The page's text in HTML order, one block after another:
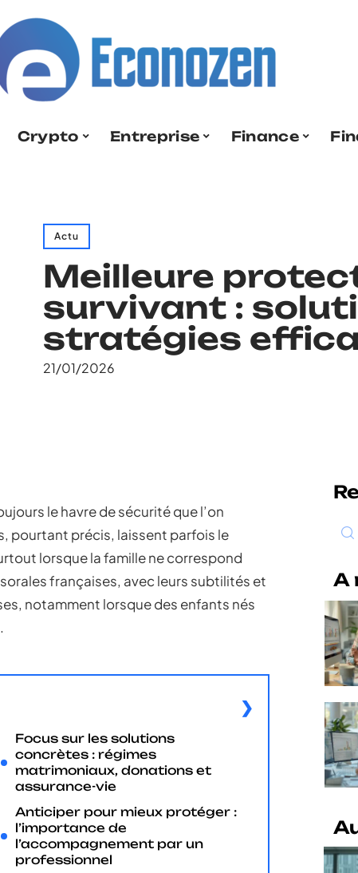
Crypto Entreprise Finance
Actu
Meilleure
survivant :
stratégies
21/01/2026
le havre de sécurité que l’on
pourtant précis, laissent parfois le
lorsque la famille ne correspond
françaises, avec leurs subtilités et
notamment lorsque des enfants nés
Focus sur les solutions
concrètes : régimes
matrimoniaux, donations et
assurance-vie
Anticiper pour mieux protéger :
l’importance de
l’accompagnement par un
professionnel
A